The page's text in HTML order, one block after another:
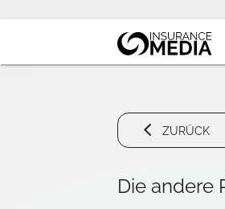
ZURÜCK
Die andere